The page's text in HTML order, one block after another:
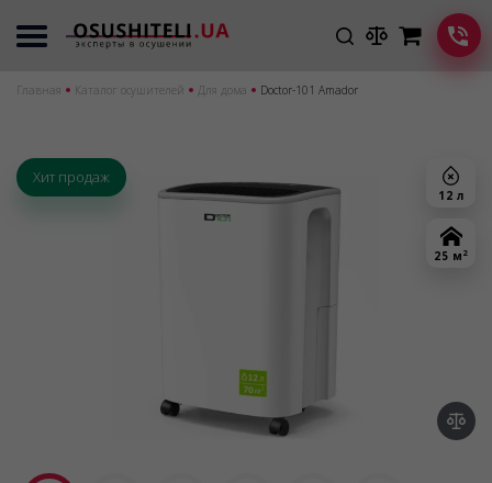
Главная Каталог осушителей Для дома Doctor-101 Amador
12 л
25 м 2
Хит продаж